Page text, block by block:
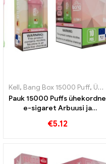
Kell, Bang Box 15000 Puff, Ühekordsed e-sigaretid Rootsi
Pauk 15000 Puffs ühekordne
e-sigaret Arbuusi ja
meelte pidu
€5.12